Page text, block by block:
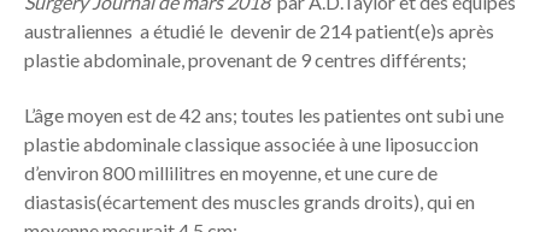
australiennes a étudié le devenir de 214 patient(e)s après
plastie abdominale, provenant de 9 centres différents;
L’âge moyen est de 42 ans; toutes les patientes ont subi une
plastie abdominale classique associée à une liposuccion
d’environ 800 millilitres en moyenne, et une cure de
diastasis(écartement des muscles grands droits), qui en